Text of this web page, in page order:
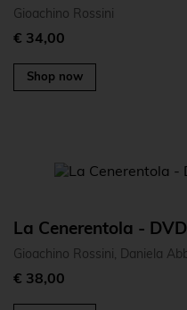
Gioachino Rossini
€ 34,00
Shop now
La Cenerentola - DVD
Gioachino Rossini, Daniela
€ 38,00